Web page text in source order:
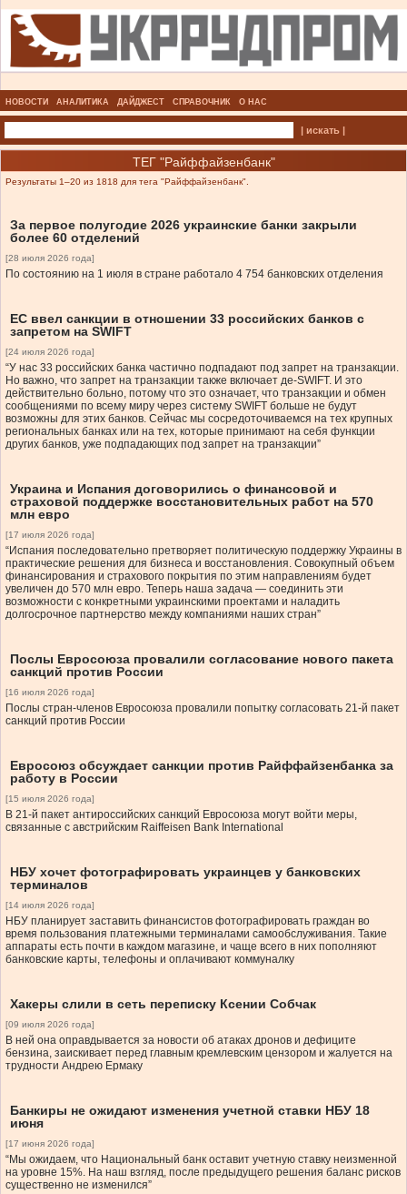
НОВОСТИ АНАЛИТИКА ДАЙДЖЕСТ СПРАВОЧНИК О НАС
| искать |
ТЕГ "Райффайзенбанк"
Результаты 1–20 из 1818 для тега "Райффайзенбанк".
За первое полугодие 2026 украинские банки закрыли
более 60 отделений
[28 июля 2026 года]
По состоянию на 1 июля в стране работало 4 754 банковских отделения
ЕС ввел санкции в отношении 33 российских банков с
запретом на SWIFT
[24 июля 2026 года]
“У нас 33 российских банка частично подпадают под запрет на транзакции.
Но важно, что запрет на транзакции также включает де-SWIFT. И это
действительно больно, потому что это означает, что транзакции и обмен
сообщениями по всему миру через систему SWIFT больше не будут
возможны для этих банков. Сейчас мы сосредоточиваемся на тех крупных
региональных банках или на тех, которые принимают на себя функции
других банков, уже подпадающих под запрет на транзакции”
Украина и Испания договорились о финансовой и
страховой поддержке восстановительных работ на 570
млн евро
[17 июля 2026 года]
“Испания последовательно претворяет политическую поддержку Украины в
практические решения для бизнеса и восстановления. Совокупный объем
финансирования и страхового покрытия по этим направлениям будет
увеличен до 570 млн евро. Теперь наша задача — соединить эти
возможности с конкретными украинскими проектами и наладить
долгосрочное партнерство между компаниями наших стран”
Послы Евросоюза провалили согласование нового пакета
санкций против России
[16 июля 2026 года]
Послы стран-членов Евросоюза провалили попытку согласовать 21-й пакет
санкций против России
Евросоюз обсуждает санкции против Райффайзенбанка за
работу в России
[15 июля 2026 года]
В 21-й пакет антироссийских санкций Евросоюза могут войти меры,
связанные с австрийским Raiffeisen Bank International
НБУ хочет фотографировать украинцев у банковских
терминалов
[14 июля 2026 года]
НБУ планирует заставить финансистов фотографировать граждан во
время пользования платежными терминалами самообслуживания. Такие
аппараты есть почти в каждом магазине, и чаще всего в них пополняют
банковские карты, телефоны и оплачивают коммуналку
Хакеры слили в сеть переписку Ксении Собчак
[09 июля 2026 года]
В ней она оправдывается за новости об атаках дронов и дефиците
бензина, заискивает перед главным кремлевским цензором и жалуется на
трудности Андрею Ермаку
Банкиры не ожидают изменения учетной ставки НБУ 18
июня
[17 июня 2026 года]
“Мы ожидаем, что Национальный банк оставит учетную ставку неизменной
на уровне 15%. На наш взгляд, после предыдущего решения баланс рисков
существенно не изменился”